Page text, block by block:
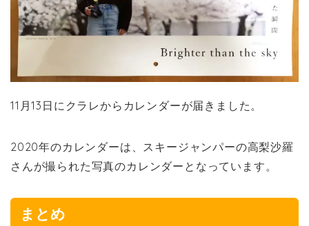
11月13日にクラレからカレンダーが届きました。
2020年のカレンダーは、スキージャンパーの高梨沙羅
さんが撮られた写真のカレンダーとなっています。
まとめ